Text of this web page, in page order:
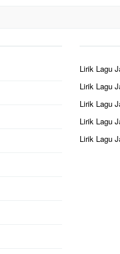
Lirik Lagu
Lirik Lagu
Lirik Lagu
Lirik Lagu
Lirik Lagu